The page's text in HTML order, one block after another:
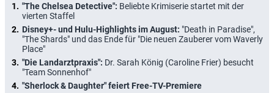
"The Chelsea Detective": Beliebte Krimiserie startet mit der
vierten Staffel
Disney+- und Hulu-Highlights im August: "Death in Paradise",
"The Shards" und das Ende für "Die neuen Zauberer vom Waverly
Place"
"Die Landarztpraxis": Dr. Sarah König (Caroline Frier) besucht
"Team Sonnenhof"
"Sherlock & Daughter" feiert Free-TV-Premiere